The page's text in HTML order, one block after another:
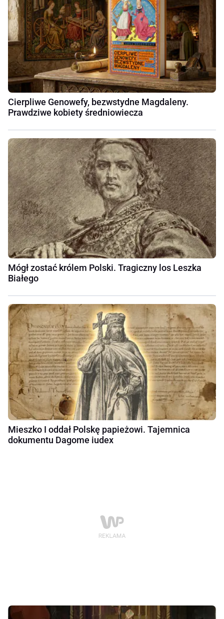
Cierpliwe Genowefy, bezwstydne Magdaleny.
Prawdziwe kobiety średniowiecza
Mógł zostać królem Polski. Tragiczny los Leszka
Białego
Mieszko I oddał Polskę papieżowi. Tajemnica
dokumentu Dagome iudex